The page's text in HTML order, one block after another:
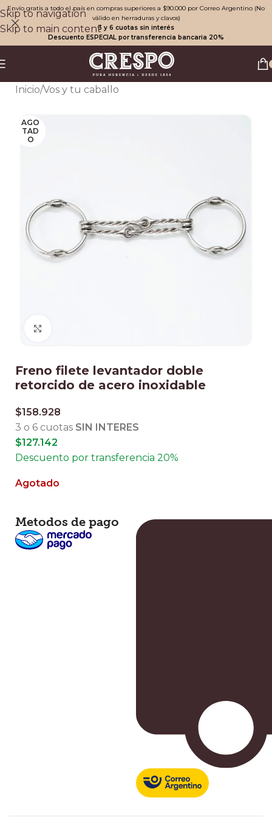
Skip to navigation
Skip to main content
Envío gratis a todo el país en compras superiores a $90.000 por Correo Argentino (No
válido en herraduras y clavos)
3 y 6 cuotas sin interés
Descuento ESPECIAL por transferencia bancaria 20%
Inicio/Vos y tu caballo
AGO
TAD
O
Freno filete levantador doble
retorcido de acero inoxidable
$158.928
3 o 6 cuotas SIN INTERES
$127.142
Descuento por transferencia 20%
Agotado
Metodos de pago